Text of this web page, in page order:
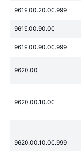
9619.00.20.00.999
9619.00.90.00
9619.00.90.00.999
9620.00
9620.00.10.00
9620.00.10.00.999